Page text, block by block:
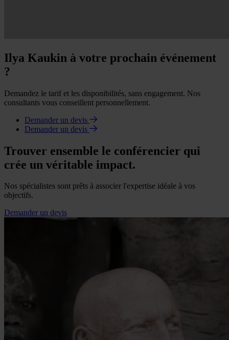
Ilya Kaukin à votre prochain événement
?
Demandez le tarif et les disponibilités, sans engagement. Nos
consultants vous conseillent personnellement.
Demander un devis
Demander un devis
Trouver ensemble le conférencier qui
crée un véritable impact.
Nos spécialistes sont prêts à associer l'expertise idéale à vos
objectifs.
Demander un devis